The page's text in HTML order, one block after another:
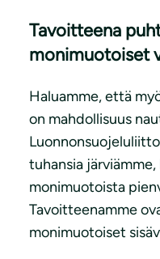
Tavoitteena
monimuotoiset
Haluamme, että
on mahdollisuus
tuhansia
monimuotoista
Tavoitteenamme
monimuotoiset